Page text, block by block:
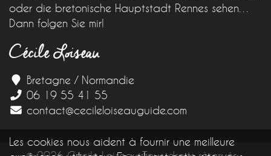
Les cookies nous aident à fournir une meilleure
oder die bretonische Hauptstadt Rennes sehen…
Dann folgen Sie mir!
Cécile Loiseau
Bretagne / Normandie
06 19 55 41 55
contact@cecileloiseauguide.com